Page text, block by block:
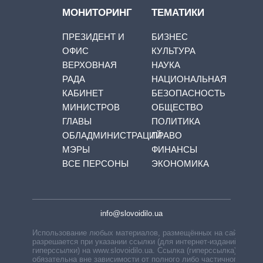
МОНИТОРИНГ
ПРЕЗИДЕНТ И
ОФИС
ВЕРХОВНАЯ
РАДА
КАБИНЕТ
МИНИСТРОВ
ГЛАВЫ
ОБЛАДМИНИСТРАЦИЙ
МЭРЫ
ВСЕ ПЕРСОНЫ
ТЕМАТИКИ
БИЗНЕС
КУЛЬТУРА
НАУКА
НАЦИОНАЛЬНАЯ
БЕЗОПАСНОСТЬ
ОБЩЕСТВО
ПОЛИТИКА
ПРАВО
ФИНАНСЫ
ЭКОНОМИКА
info@slovoidilo.ua
Использование любых материалов, размещённых на сайте,
разрешается при указании ссылки (для интернет-изданий —
гиперссылки) на www.slovoidilo.ua. Ссылка (гиперссылка)
обязательна вне зависимости от полного либо частичного